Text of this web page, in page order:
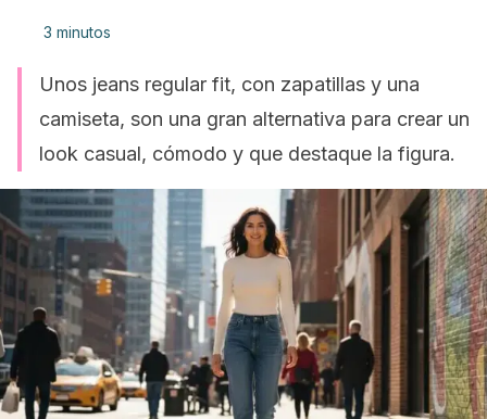
3 minutos
Unos jeans regular fit, con zapatillas y una
camiseta, son una gran alternativa para crear un
look casual, cómodo y que destaque la figura.